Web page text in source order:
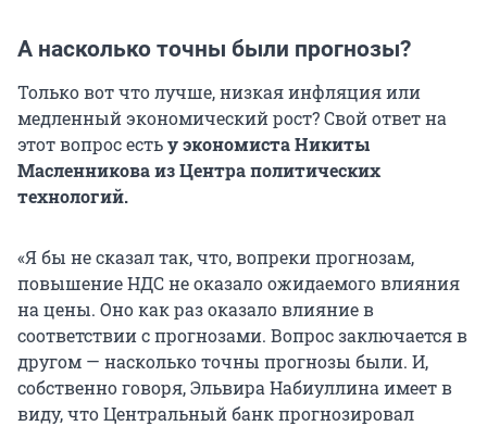
А насколько точны были прогнозы?
Только вот что лучше, низкая инфляция или
медленный экономический рост? Свой ответ на
этот вопрос естьу экономиста Никиты
Масленникова из Центра политических
технологий.
«Я бы не сказал так, что, вопреки прогнозам,
повышение НДС не оказало ожидаемого влияния
на цены. Оно как раз оказало влияние в
соответствии с прогнозами. Вопрос заключается в
другом — насколько точны прогнозы были. И,
собственно говоря, Эльвира Набиуллина имеет в
виду, что Центральный банк прогнозировал